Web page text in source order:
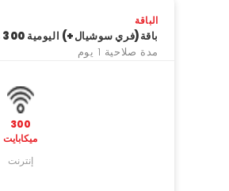
الباقة
باقة(فري سوشيال+) اليومية 300 ميكابايت
مدة صلاحية 1 يوم
300
ميكابايت
إنترنت